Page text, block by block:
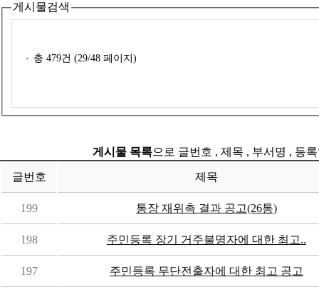
게시물검색
총 479건 (29/48 페이지)
게시물 목록으로 글번호 , 제목 , 부서명 , 등
글번호 제목
199 통장 재위촉 결과 공고(26통)
198 주민등록 장기 거주불명자에 대한 최고..
197 주민등록 무단전출자에 대한 최고 공고